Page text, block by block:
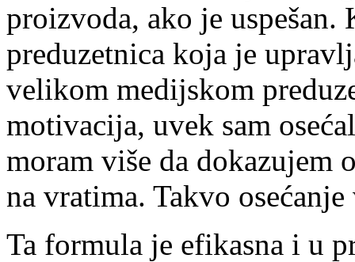
proizvoda, ako je uspe­šan.
preduzetnica koja je
velikom medijskom
motivacija, uvek sam
moram više da dokazujem
na vratima. Takvo
Ta formula je efikasna i u